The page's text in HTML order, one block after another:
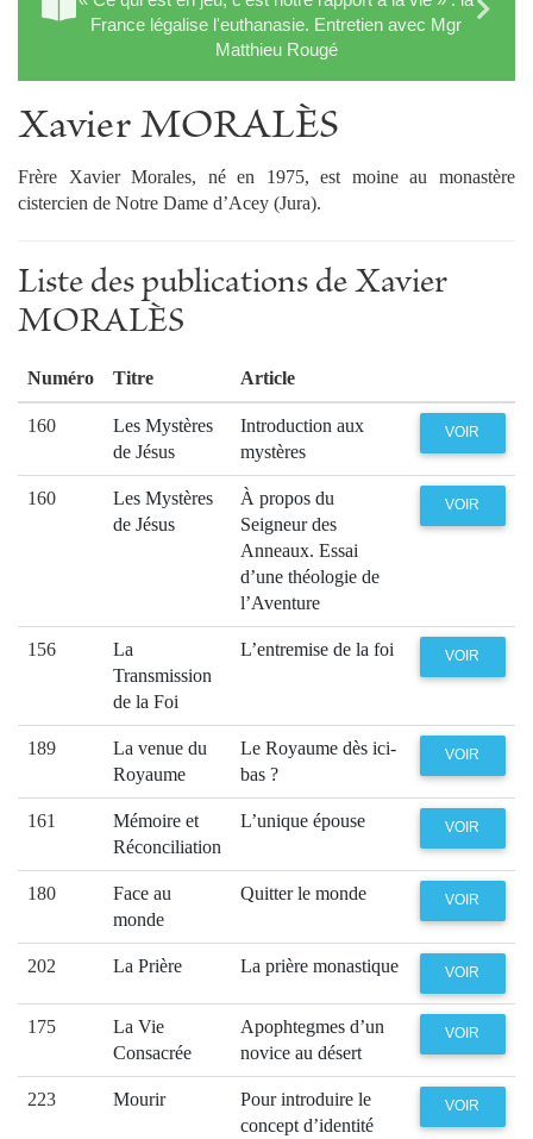
France légalise l'euthanasie. Entretien avec Mgr
Matthieu Rougé
Xavier MORALÈS
Frère Xavier Morales, né en 1975, est moine au monastère
cistercien de Notre Dame d’Acey (Jura).
Liste des publications de Xavier
MORALÈS
Numéro Titre Article
160
Les Mystères
de Jésus
Introduction aux
mystères
VOIR
160
Les Mystères
de Jésus
À propos du
Seigneur des
Anneaux. Essai
d’une théologie de
l’Aventure
VOIR
156
La
Transmission
de la Foi
L’entremise de la foi VOIR
189
La venue du
Royaume
Le Royaume dès ici-
bas ?
VOIR
161
Mémoire et
Réconciliation
L’unique épouse VOIR
180
Face au
monde
Quitter le monde VOIR
202 La Prière La prière monastique VOIR
175
La Vie
Consacrée
Apophtegmes d’un
novice au désert
VOIR
223 Mourir
Pour introduire le
concept d’identité
VOIR